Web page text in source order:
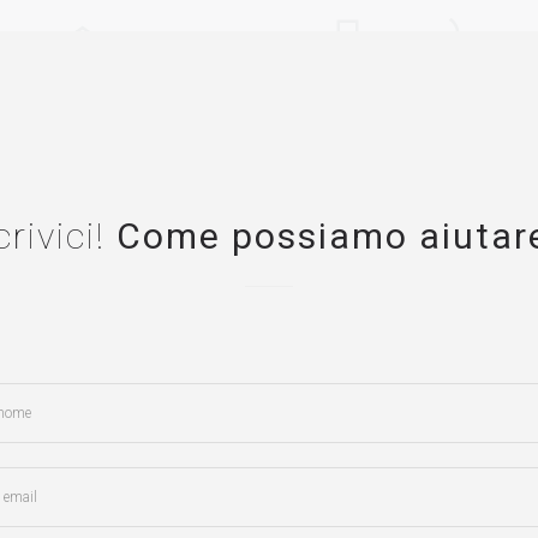
Come possiamo